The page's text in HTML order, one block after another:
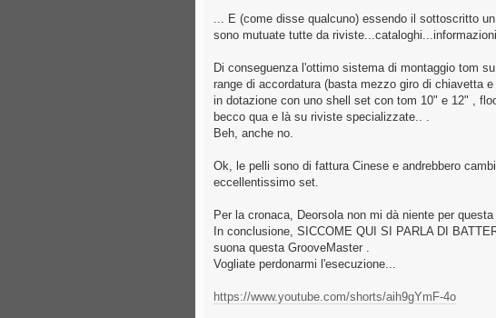
... E (come disse qualcuno) essendo il sottoscritto
sono mutuate tutte da
Di conseguenza l'ottimo sistema di montaggio tom
range di accordatura (basta mezzo giro di chiavetta
in dotazione con uno shell set con tom 10" e 12" ,
becco qua e là su riviste specializzate.. .
Beh, anche no.
Ok, le pelli sono di fattura Cinese e andrebbero
eccellentissimo set.
Per la cronaca, Deorsola non mi dà niente per
In conclusione, SICCOME QUI SI PARLA DI
suona questa GrooveMaster .
Vogliate perdonarmi l'esecuzione...
https://www.youtube.com/shorts/aih9gYmF-4o